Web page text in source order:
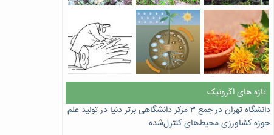
تازه های اگرونیک
دانشگاه تهران در جمع ۳ مرکز دانشگاهی برتر دنیا در تولید علم
حوزه کشاورزی محیط‌های کنترل‌شده